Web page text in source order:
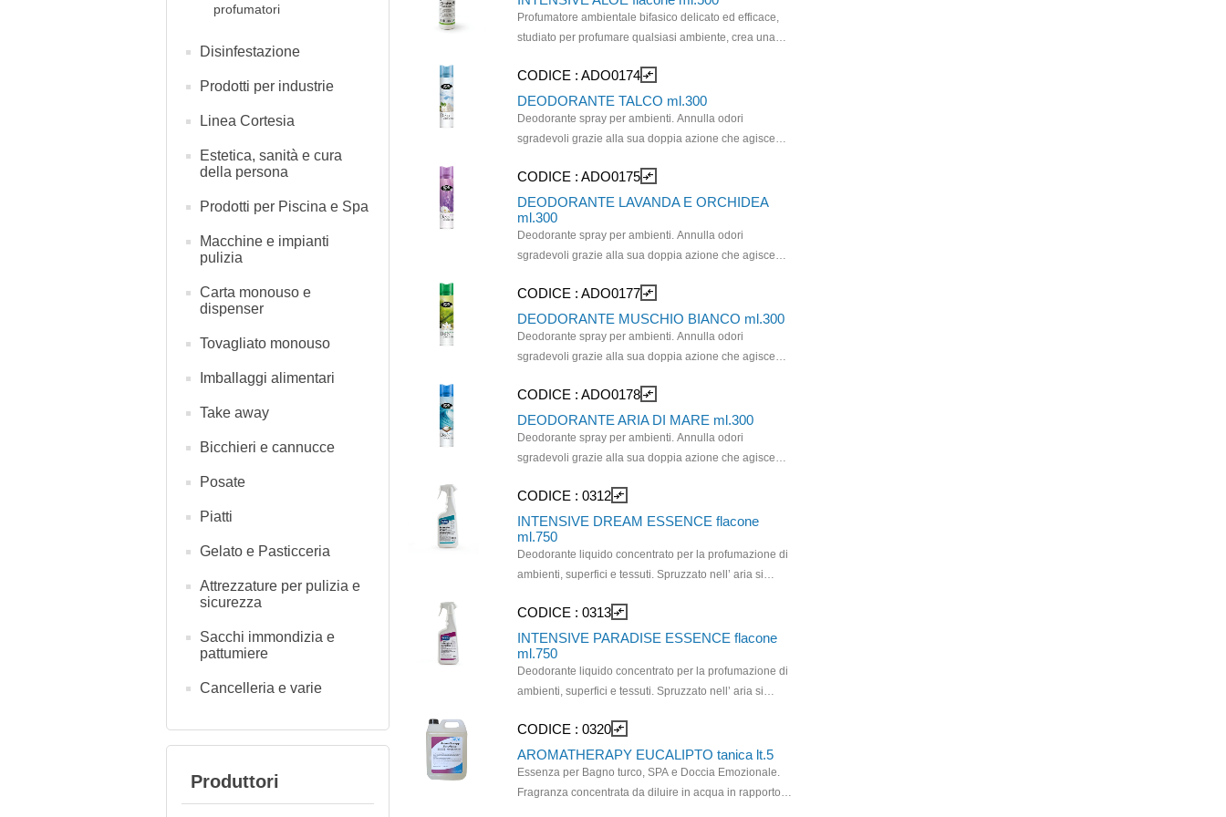
profumatori
Disinfestazione
Prodotti per industrie
Linea Cortesia
Estetica, sanità e cura
della persona
Prodotti per Piscina e Spa
Macchine e impianti
pulizia
Carta monouso e
dispenser
Tovagliato monouso
Imballaggi alimentari
Take away
Bicchieri e cannucce
Posate
Piatti
Gelato e Pasticceria
Attrezzature per pulizia e
sicurezza
Sacchi immondizia e
pattumiere
Cancelleria e varie
Produttori
proliferazione dei batteri. Notoriamente i cattivi odori
sono conseguenza di proliferazione batterica dovuta
scaglie di pelle, "escrementi" degli acari, etc. I cristalli
probiotici profumati mirano a costituire un ambiente
microbico equilibrato, in cui i microrganismi patogeni
vengono sopraffatti dai microrganismi benefici, che
probiotico. Prodotto conforme ai Criteri Ambientali
Minimi previsto ’Art. 6.1 del Decreto del Ministero
dell’Ambiente del 24 Maggio 2012 (Decreto CAM).
Profumatore ambientale bifasico delicato ed efficace,
studiato per profumare qualsiasi ambiente, crea una
per giorni. È la soluzione ideale per hotel, centri
benessere, centri sportivi, comunità, case di riposo,
ospedali, scuole, uffici, abitazioni, autoveicoli.
Fragranza Aloe.
CODICE : ADO0174 compare_arrows
DEODORANTE TALCO ml.300
Deodorante spray per ambienti. Annulla odori
sgradevoli grazie alla sua doppia azione che agisce
pochi istanti profuma delicatamente l’aria.
Profumazione al TALCO.
CODICE : ADO0175 compare_arrows
DEODORANTE LAVANDA E ORCHIDEA
ml.300
Deodorante spray per ambienti. Annulla odori
sgradevoli grazie alla sua doppia azione che agisce
pochi istanti profuma delicatamente l’aria.
Profumazione lavanda e orchidea.
CODICE : ADO0177 compare_arrows
DEODORANTE MUSCHIO BIANCO ml.300
Deodorante spray per ambienti. Annulla odori
sgradevoli grazie alla sua doppia azione che agisce
pochi istanti profuma delicatamente l’aria.
Profumazione al MUSCHIO BIANCO.
CODICE : ADO0178 compare_arrows
DEODORANTE ARIA DI MARE ml.300
Deodorante spray per ambienti. Annulla odori
sgradevoli grazie alla sua doppia azione che agisce
pochi istanti profuma delicatamente l’aria.
Profumazione all'ARIA DI MARE. E' il deodorante
ideale in tutti quei luoghi deve si rende indispensabile
un risanamento dell'aria.
CODICE : 0312 compare_arrows
INTENSIVE DREAM ESSENCE flacone
ml.750
Deodorante liquido concentrato per la profumazione di
ambienti, superfici e tessuti. Spruzzato nell’ aria si
di freschezza marina che persiste per lungo tempo. La
sua formulazione esente da coloranti ne permette l’uso
anche su tappeti e moquettes .
CODICE : 0313 compare_arrows
INTENSIVE PARADISE ESSENCE flacone
ml.750
Deodorante liquido concentrato per la profumazione di
ambienti, superfici e tessuti. Spruzzato nell’ aria si
FLOREALE che persiste per lungo tempo . La sua
formulazione esente da coloranti ne permette l’uso
anche su tappeti e moquettes.
CODICE : 0320 compare_arrows
AROMATHERAPY EUCALIPTO tanica lt.5
Essenza per Bagno turco, SPA e Doccia Emozionale.
Fragranza concentrata da diluire in acqua in rapporto